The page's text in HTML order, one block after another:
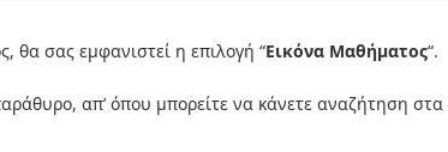
θα σας εμφανιστεί η επιλογή “Εικόνα Μαθήματος“.
απ’ όπου μπορείτε να κάνετε αναζήτηση